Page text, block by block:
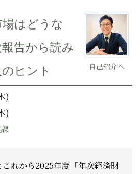
自己紹介へ
場はどうな
告から読み
ヒント
)
)
れから――2025年度「年次経済財